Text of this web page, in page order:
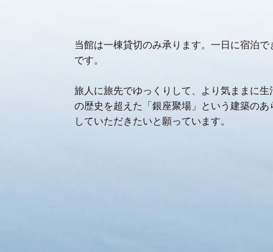
当館は一棟貸切のみ承ります。一日に宿泊
です。
旅人に旅先でゆっくりして、より気ままに
の歴史を超えた「銀座聚場」という建築の
していただきたいと願っています。